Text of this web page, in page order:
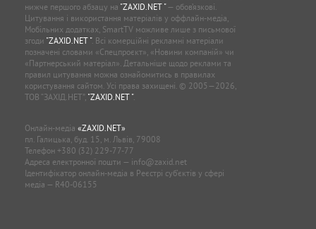
нижче першого абзацу на "ZAXID.NET "— обов’язкові.
Цитування і використання матеріалів у оффлайн-медіа,
Мобільних додатках, SmartTV можливе лише з письмової
згоди "ZAXID.NET ". Всі комерційні рекламні матеріали
позначені словами «Спецпроєкт», «Новини компаній» чи
«Партнерський матеріал». Детальніше щодо реклами та
правил цитування можна ознайомитись в правилах
користування сайтом. Усі права захищені. © 2005—2026,
ТОВ “ЗАХІД.НЕТ”, "ZAXID.NET ".
Онлайн-медіа «ZAXID.NET»
пл. Галицька, буд. 15, м. Львів, 79008
Телефон +380 (32) 229-77-77
Адреса електронної пошти — info@zaxid.net
Ідентифікатор онлайн-медіа в Реєстрі суб'єктів у сфері
медіа — R40-06155